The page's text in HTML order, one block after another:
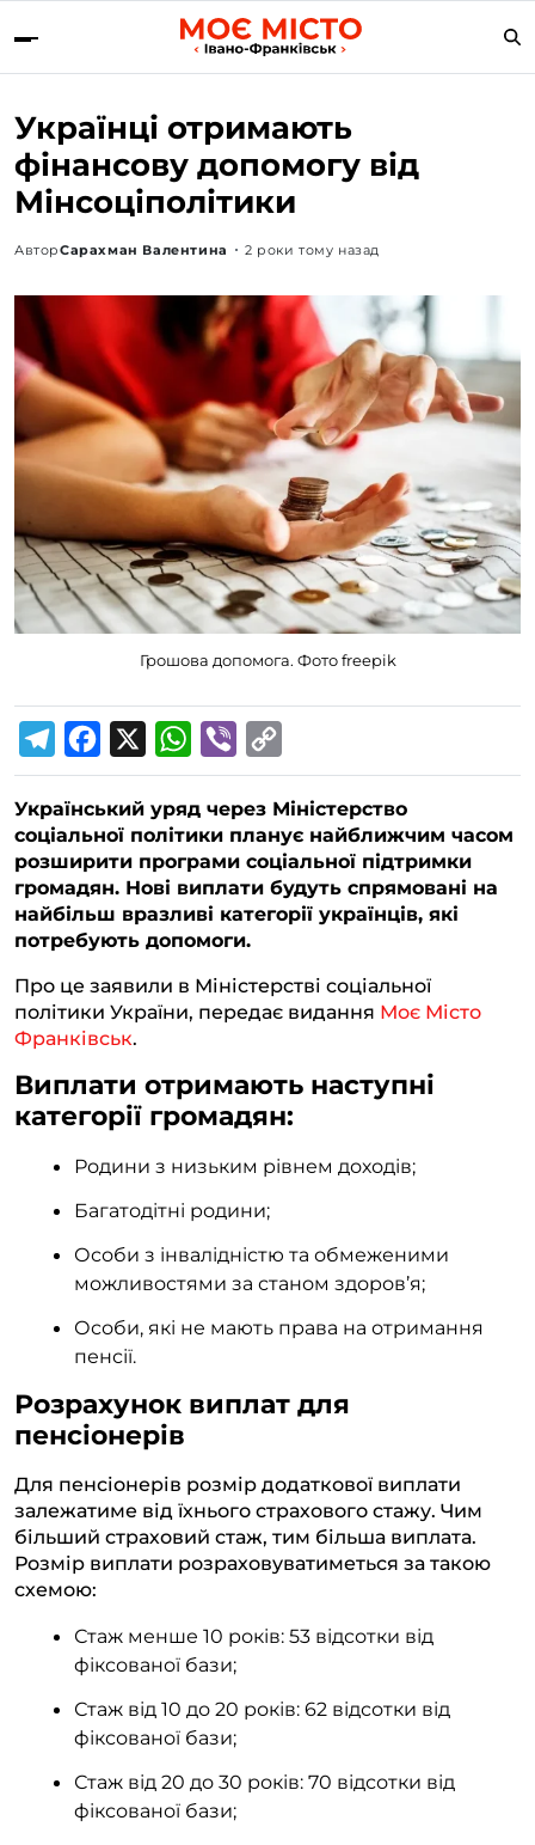
Українці отримають
фінансову допомогу від
Мінсоціполітики
АвторСарахман Валентина 2 роки тому назад
Грошова допомога. Фото freepik
e
l
e
g
r
a
m
a
c
e
b
o
o
k
W
h
a
t
s
A
p
p
i
b
e
r
o
p
y
L
i
k
Український уряд через Міністерство
соціальної політики планує найближчим часом
розширити програми соціальної підтримки
громадян. Нові виплати будуть спрямовані на
найбільш вразливі категорії українців, які
потребують допомоги.
Про це заявили в Міністерстві соціальної
політики України, передає видання Моє Місто
Франківськ.
Виплати отримають наступні
категорії громадян:
Родини з низьким рівнем доходів;
Багатодітні родини;
Особи з інвалідністю та обмеженими
можливостями за станом здоров’я;
Особи, які не мають права на отримання
пенсії.
Розрахунок виплат для
пенсіонерів
Для пенсіонерів розмір додаткової виплати
залежатиме від їхнього страхового стажу. Чим
більший страховий стаж, тим більша виплата.
Розмір виплати розраховуватиметься за такою
схемою:
Стаж менше 10 років: 53 відсотки від
фіксованої бази;
Стаж від 10 до 20 років: 62 відсотки від
фіксованої бази;
Стаж від 20 до 30 років: 70 відсотки від
фіксованої бази;